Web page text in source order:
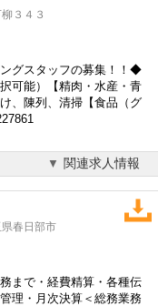
３４３
グスタッフの募集！！◆
可能）【精肉・水産・青
、陳列、清掃【食品（グ
関連求人情報
県春日部市
まで・経費精算・各種伝
理・月次決算＜総務業務